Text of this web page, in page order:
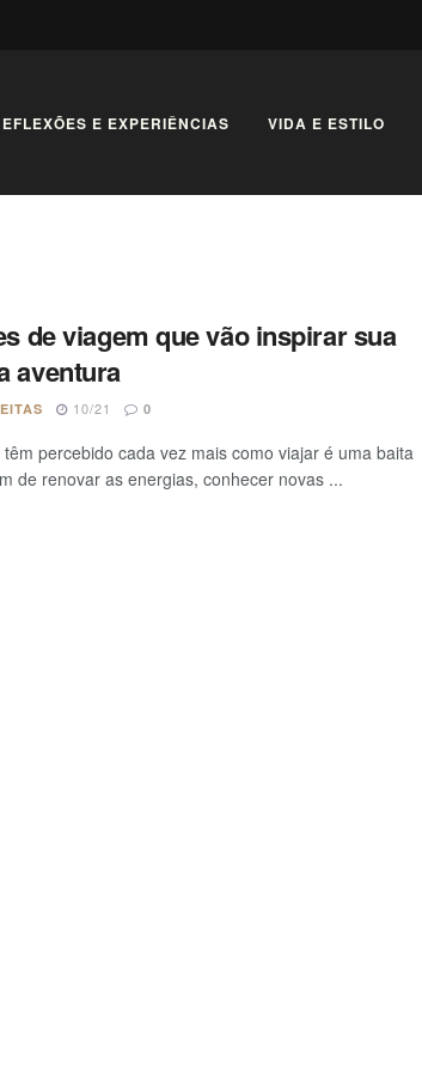
E EXPERIÊNCIAS VIDA E ESTILO
de viagem que vão inspirar sua
aventura
10/21 0
percebido cada vez mais como viajar é uma baita
de renovar as energias, conhecer novas ...